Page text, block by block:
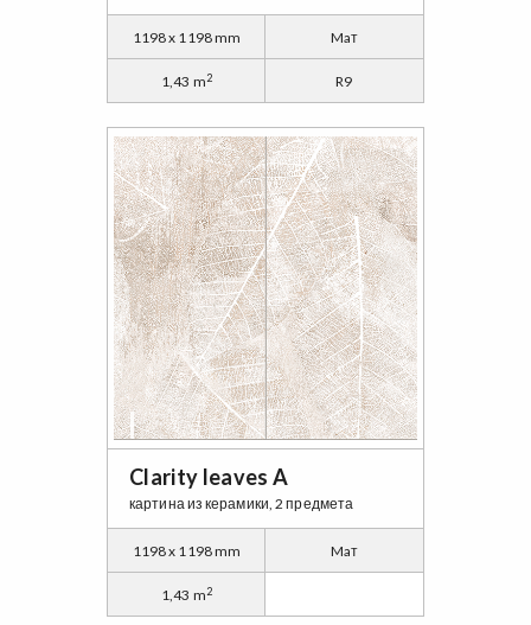
1198 x 1198 mm Maт
1,43 m2 R9
Clarity leaves A
картина из керамики, 2 предмета
1198 x 1198 mm Maт
1,43 m2